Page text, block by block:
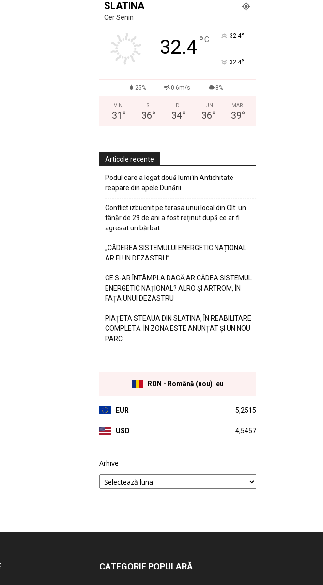
SLATINA
Cer Senin
32.4°C 32.4°
32.4°
25% 0.6m/s 8%
VIN
31 °
S
36°
D
34°
LUN
36°
MAR
39°
Articole recente
Podul care a legat două lumi în Antichitate
reapare din apele Dunării
Conflict izbucnit pe terasa unui local din Olt: un
tânăr de 29 de ani a fost reținut după ce ar fi
agresat un bărbat
„CĂDEREA SISTEMULUI ENERGETIC NAȚIONAL
AR FI UN DEZASTRU”
CE S-AR ÎNTÂMPLA DACĂ AR CĂDEA SISTEMUL
ENERGETIC NAȚIONAL? ALRO ȘI ARTROM, ÎN
FAȚA UNUI DEZASTRU
PIAȚETA STEAUA DIN SLATINA, ÎN REABILITARE
COMPLETĂ. ÎN ZONĂ ESTE ANUNȚAT ȘI UN NOU
PARC
RON - Română (nou) leu
EUR 5,2515
USD 4,5457
Arhive
CATEGORIE POPULARĂ